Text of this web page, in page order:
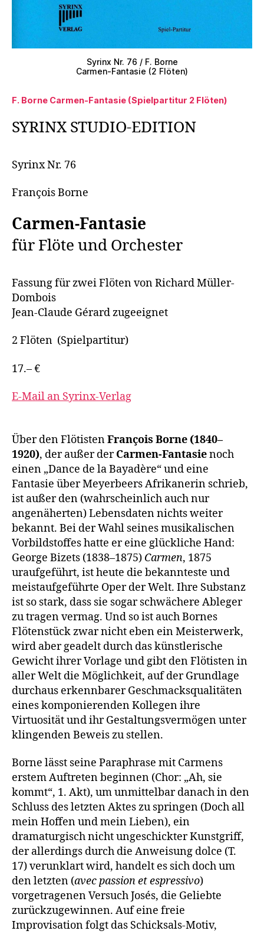
Syrinx Nr. 76 / F. Borne
Carmen-Fantasie (2 Flöten)
F. Borne Carmen-Fantasie (Spielpartitur 2 Flöten)
SYRINX STUDIO-EDITION
Syrinx Nr. 76
François Borne
Carmen-Fantasie
für Flöte und Orchester
Fassung für zwei Flöten von Richard Müller-
Dombois
Jean-Claude Gérard zugeeignet
2 Flöten (Spielpartitur)
17.– €
E-Mail an Syrinx-Verlag
Über den FlötistenFrançois Borne (1840–
1920), der außer derCarmen-Fantasienoch
einen „Dance de la Bayadère“ und eine
Fantasie über Meyerbeers Afrikanerin schrieb,
ist außer den (wahrscheinlich auch nur
angenäherten) Lebensdaten nichts weiter
bekannt. Bei der Wahl seines musikalischen
Vorbildstoffes hatte er eine glückliche Hand:
George Bizets (1838–1875) Carmen, 1875
uraufgeführt, ist heute die bekannteste und
meistaufgeführte Oper der Welt. Ihre Substanz
ist so stark, dass sie sogar schwächere Ableger
zu tragen vermag. Und so ist auch Bornes
Flötenstück zwar nicht eben ein Meisterwerk,
wird aber geadelt durch das künstlerische
Gewicht ihrer Vorlage und gibt den Flötisten in
aller Welt die Möglichkeit, auf der Grundlage
durchaus erkennbarer Geschmacksqualitäten
eines komponierenden Kollegen ihre
Virtuosität und ihr Gestaltungsvermögen unter
klingenden Beweis zu stellen.
Borne lässt seine Paraphrase mit Carmens
erstem Auftreten beginnen (Chor: „Ah, sie
kommt“, 1. Akt), um unmittelbar danach in den
Schluss des letzten Aktes zu springen (Doch all
mein Hoffen und mein Lieben), ein
dramaturgisch nicht ungeschickter Kunstgriff,
der allerdings durch die Anweisung dolce (T.
17) verunklart wird, handelt es sich doch um
den letzten (avec passion et espressivo)
vorgetragenen Versuch Josés, die Geliebte
zurückzugewinnen. Auf eine freie
Improvisation folgt das Schicksals-Motiv,